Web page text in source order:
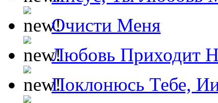
Очисти Меня
Любовь Приходит
Поклонюсь Тебе,